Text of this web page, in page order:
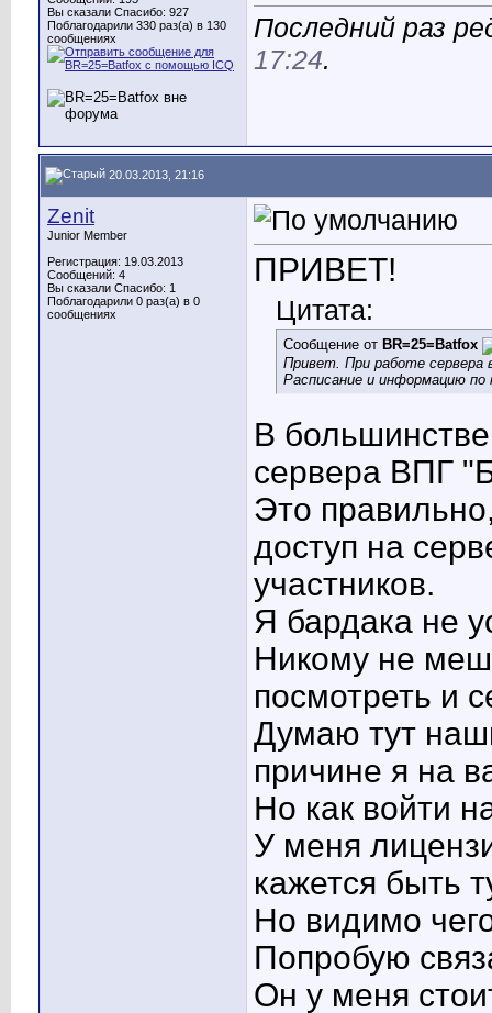
Вы сказали Спасибо: 927
Поблагодарили 330 раз(а) в 130
сообщениях
Последний раз
17:24.
20.03.2013, 21:16
Zenit
Junior Member
Регистрация: 19.03.2013
Сообщений: 4
Вы сказали Спасибо: 1
Поблагодарили 0 раз(а) в 0
сообщениях
ПРИВЕТ!
Цитата:
Сообщение от BR=25=Batfox
Привет. При работе сервера
Расписание и информацию
В
сервера ВПГ
Это
доступ на
участников.
Я бардака не
Никому не
посмотреть и
Думаю тут
причине я на
Но как войти
У меня
кажется быть
Но видимо
Попробую
Он у меня